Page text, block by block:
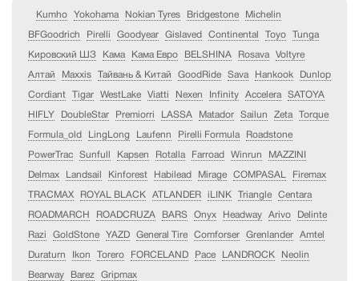
Kumho Yokohama Nokian Tyres Bridgestone Michelin
BFGoodrich Pirelli Goodyear Gislaved Continental Toyo Tunga
Кировский ШЗ Кама Кама Евро BELSHINA Rosava Voltyre
Алтай Maxxis Тайвань & Китай GoodRide Sava Hankook Dunlop
Cordiant Tigar WestLake Viatti Nexen Infinity Accelera SATOYA
HIFLY DoubleStar Premiorri LASSA Matador Sailun Zeta Torque
Formula_old LingLong Laufenn Pirelli Formula Roadstone
PowerTrac Sunfull Kapsen Rotalla Farroad Winrun MAZZINI
Delmax Landsail Kinforest Habilead Mirage COMPASAL Firemax
TRACMAX ROYAL BLACK ATLANDER iLINK Triangle Centara
ROADMARCH ROADCRUZA BARS Onyx Headway Arivo Delinte
Razi GoldStone YAZD General Tire Comforser Grenlander Amtel
Duraturn Ikon Torero FORCELAND Pace LANDROCK Neolin
Bearway Barez Gripmax